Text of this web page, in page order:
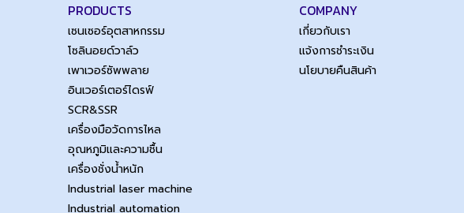
PRODUCTS
เซนเซอร์อุตสาหกรรม
โซลินอยด์วาล์ว
เพาเวอร์ซัพพลาย
อินเวอร์เตอร์ไดรฟ์
SCR&SSR
เครื่องมือวัดการไหล
อุณหภูมิและความชื้น
เครื่องชั่งน้ำหนัก
Industrial laser machine
Industrial automation
COMPANY
เกี่ยวกับเรา
แจ้งการชำระเงิน
นโยบายคืนสินค้า